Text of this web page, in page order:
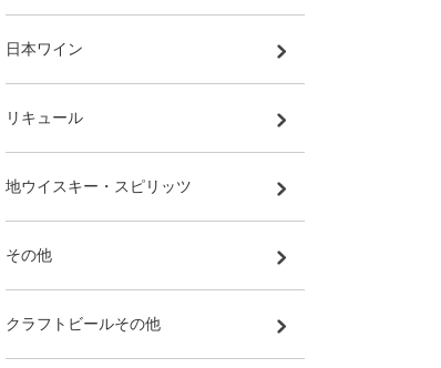
日本ワイン
リキュール
地ウイスキー・スピリッツ
その他
クラフトビールその他